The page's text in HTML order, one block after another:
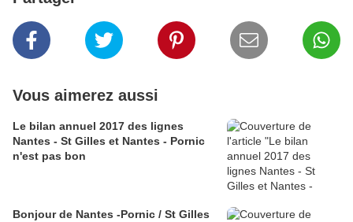
Vous aimerez aussi
Le bilan annuel 2017 des lignes
Nantes - St Gilles et Nantes - Pornic
n'est pas bon
Bonjour de Nantes -Pornic / St Gilles